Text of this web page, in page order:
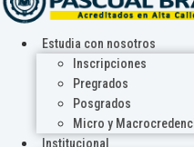
Estudia con nosotros
Inscripciones
Pregrados
Posgrados
Micro y
Institucional